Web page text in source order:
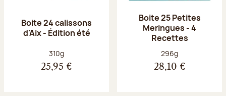
Boite 24 calissons
d'Aix - Édition été
Poids net :
310g
25,95 €
Boite 25 Petites
Meringues - 4
Recettes
Poids net :
296g
28,10 €